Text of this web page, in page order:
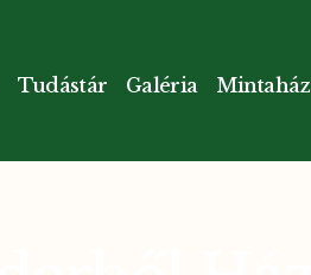
Tudástár Galéria